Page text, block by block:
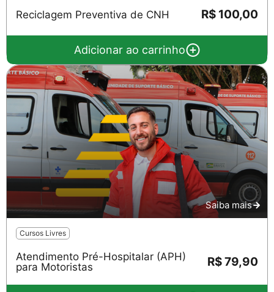
Reciclagem Preventiva de CNH R$ 100,00
Adicionar ao carrinho
Saiba mais
Cursos Livres
Atendimento Pré-Hospitalar (APH)
para Motoristas
R$ 79,90